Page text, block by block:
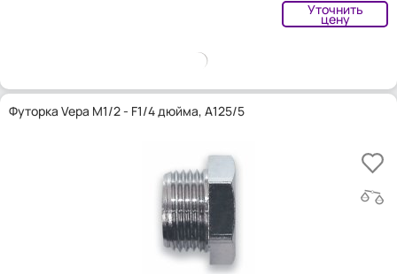
Уточнить
цену
Футорка Vepa M1/2 - F1/4 дюйма, A125/5